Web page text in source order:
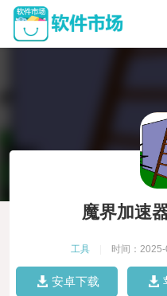
魔界加速
工具 时间：
安卓下载